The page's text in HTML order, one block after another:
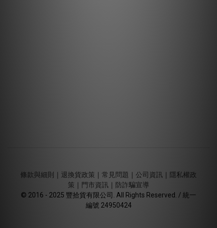
條款與細則 退換貨政策 常見問題 公司資訊
隱私權政
策
門市資訊
防詐騙宣導
© 2016 - 2025 豐拾貨有限公司. All Rights Reserved. / 統一
編號 24950424